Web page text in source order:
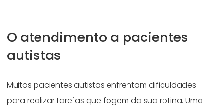
O atendimento a pacientes
autistas
Muitos pacientes autistas enfrentam dificuldades
para realizar tarefas que fogem da sua rotina. Uma